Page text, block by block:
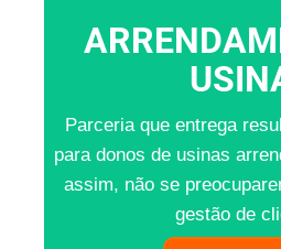
Parceria que entrega
para donos de usinas
assim, não se
gestão de